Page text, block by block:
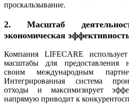
проскальзывание.
2. Масштаб
экономическая
Компания LIFECARE
масштабы для предоставления
своим международным
Интегрированная система
отходы и максимизирует
напрямую приводит к